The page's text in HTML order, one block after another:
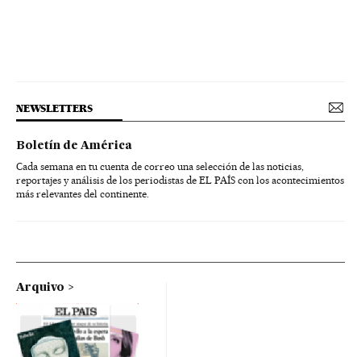
NEWSLETTERS
Boletín de América
Cada semana en tu cuenta de correo una selección de las noticias,
reportajes y análisis de los periodistas de EL PAÍS con los acontecimientos
más relevantes del continente.
Arquivo